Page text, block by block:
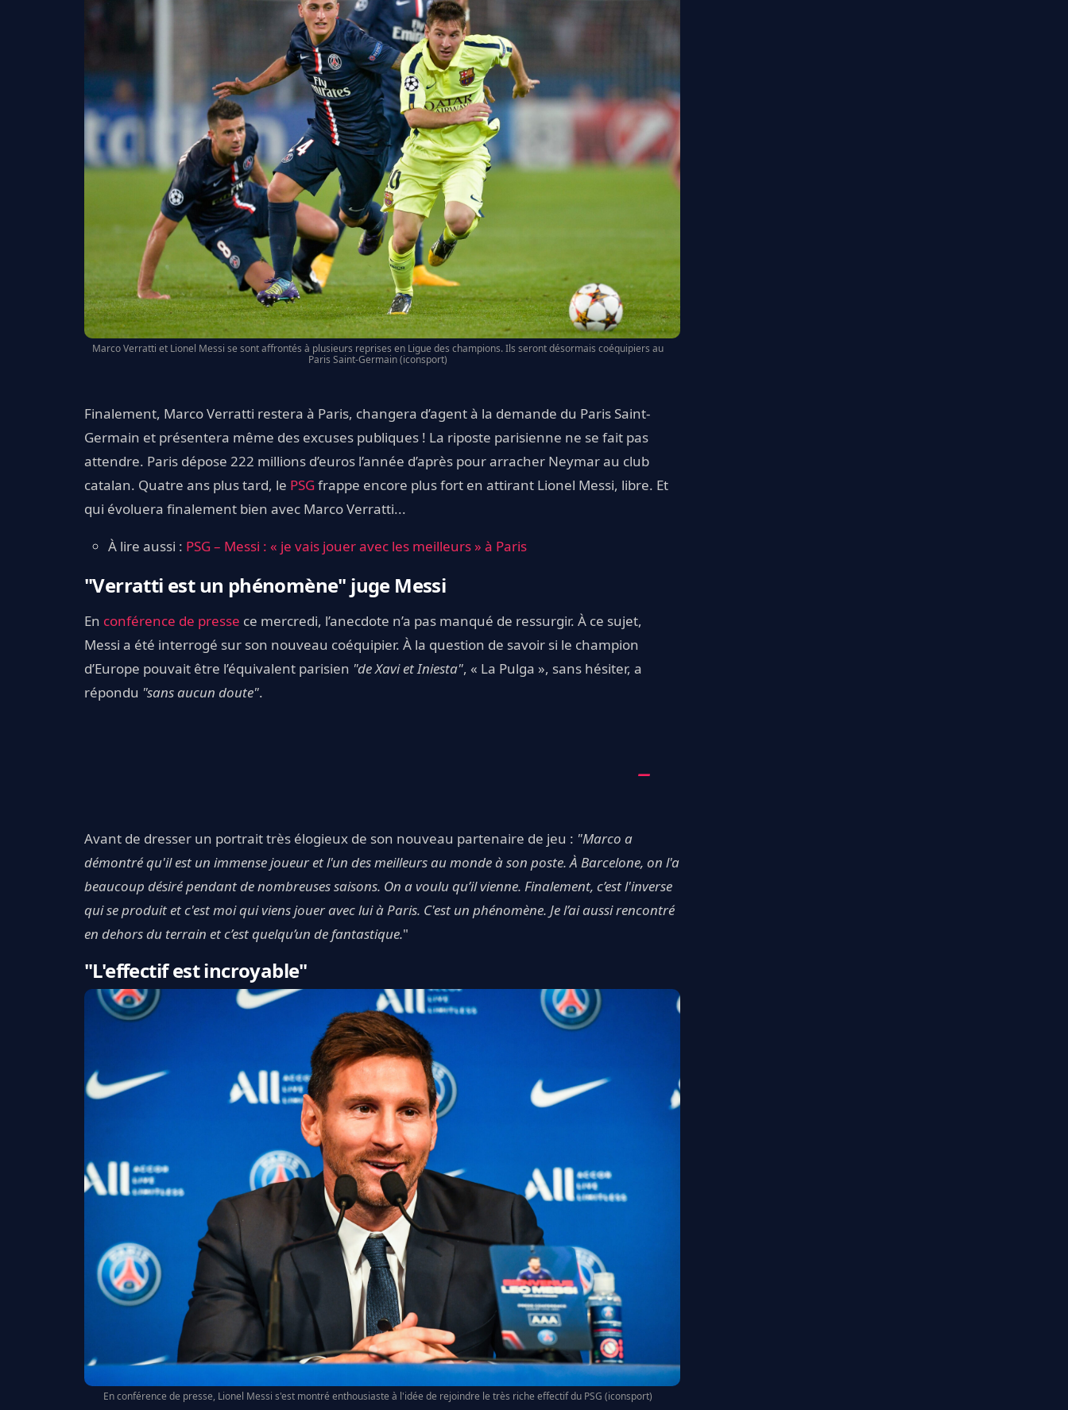
Marco Verratti et Lionel Messi se sont affrontés à plusieurs reprises en Ligue des champions. Ils seront désormais coéquipiers au
Paris Saint-Germain (iconsport)
Finalement, Marco Verratti restera à Paris, changera d’agent à la demande du Paris Saint-
Germain et présentera même des excuses publiques ! La riposte parisienne ne se fait pas
attendre. Paris dépose 222 millions d’euros l’année d’après pour arracher Neymar au club
catalan. Quatre ans plus tard, le PSGfrappe encore plus fort en attirant Lionel Messi, libre. Et
qui évoluera finalement bien avec Marco Verratti...
À lire aussi : PSG – Messi : « je vais jouer avec les meilleurs » à Paris
"Verratti est un phénomène" juge Messi
En conférence de presse ce mercredi, l’anecdote n’a pas manqué de ressurgir. À ce sujet,
Messi a été interrogé sur son nouveau coéquipier. À la question de savoir si le champion
d’Europe pouvait être l’équivalent parisien "de Xavi et Iniesta", « La Pulga », sans hésiter, a
répondu "sans aucun doute".
Avant de dresser un portrait très élogieux de son nouveau partenaire de jeu : "Marco a
démontré qu'il est un immense joueur et l'un des meilleurs au monde à son poste. À Barcelone, on l'a
beaucoup désiré pendant de nombreuses saisons. On a voulu qu’il vienne. Finalement, c’est l'inverse
qui se produit et c'est moi qui viens jouer avec lui à Paris. C'est un phénomène. Je l’ai aussi rencontré
en dehors du terrain et c’est quelqu’un de fantastique."
"L'effectif est incroyable"
En conférence de presse, Lionel Messi s'est montré enthousiaste à l'idée de rejoindre le très riche effectif du PSG (iconsport)